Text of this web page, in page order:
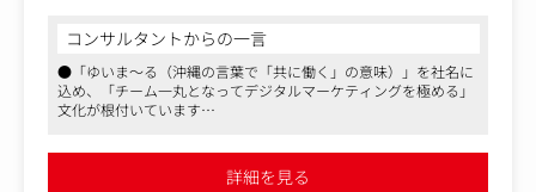
の運用型広告の運用から取引に入るケースが大半です。そ
のため、まずは自立してそのパフォーマンスを最大化でき
る人材であることが必須です。
そしてその成果をより一層拡大するために、運用型広告以
外の領域の知識・ノウハウが必要となってまいります。そ
補充しますので、より広範囲な守備範囲を獲得していただ
コンサルタントからの一言
●「ゆいま～る（沖縄の言葉で「共に働く」の意味）」を社名に
込め、「チーム一丸となってデジタルマーケティングを極める」
文化が根付いています
●代表含め物腰の柔らかい方々が多く、上下関係にとらわれず、
詳細を見る